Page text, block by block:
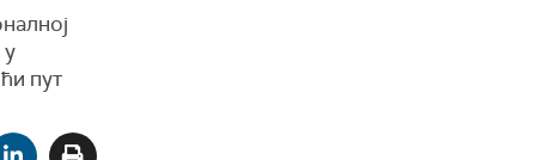
пут